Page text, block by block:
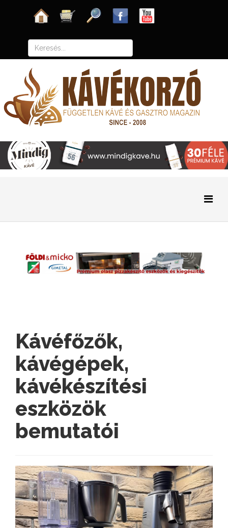
Kávéfőzők,
kávégépek,
kávékészítési
eszközök
bemutatói